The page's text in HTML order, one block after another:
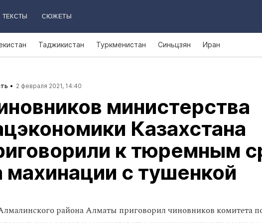
ТЕКСТЫ СЮЖЕТЫ
Таджикистан Туркменистан Синьцзян Иран
2 февраля 2021, 14:40
министерства
Казахстана
к тюремным
махинации с тушенкой
района Алматы приговорил чиновников комитета